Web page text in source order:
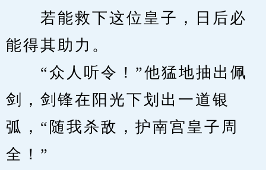
若能救下这位皇子，日后必
能得其助力。
“众人听令！”他猛地抽出佩
剑，剑锋在阳光下划出一道银
弧，“随我杀敌，护南宫皇子周
全！”